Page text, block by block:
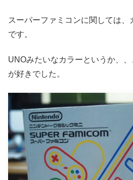
スーパーファミコンに関しては
です。
UNOみたいなカラーというか、
が好きでした。